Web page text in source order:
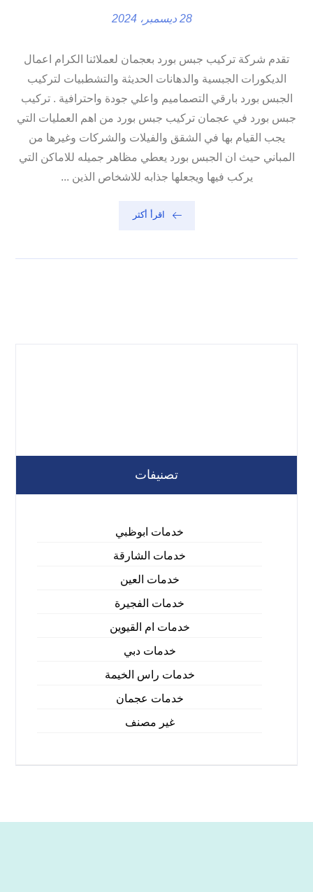
28 ديسمبر، 2024
تقدم شركة تركيب جبس بورد بعجمان لعملائنا الكرام اعمال
الديكورات الجبسية والدهانات الحديثة والتشطبيات لتركيب
الجبس بورد بارقي التصماميم واعلي جودة واحترافية . تركيب
جبس بورد في عجمان تركيب جبس بورد من اهم العمليات التي
يجب القيام بها في الشقق والفيلات والشركات وغيرها من
المباني حيث ان الجبس بورد يعطي مظاهر جميله للاماكن التي
يركب فيها ويجعلها جذابه للاشخاص الذين ...
اقرأ أكثر
تصنيفات
خدمات ابوظبي
خدمات الشارقة
خدمات العين
خدمات الفجيرة
خدمات ام القيوين
خدمات دبي
خدمات راس الخيمة
خدمات عجمان
غير مصنف